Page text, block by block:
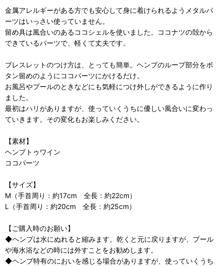
金属アレルギーがある方でも安心して身に着けられるようメタルパ
ーツはいっさい使っていません。
留め具は風合いのあるココシェルを使いました。ココナツの殻から
できているパーツで、軽くて丈夫です。
ブレスレットのつけ方は、とっても簡単。ヘンプのループ部分をボ
タン留めのようにココパーツにかけるだけ。
お風呂やプールのときなどにも気軽につけ外しができるように作り
ました。
最初はハリがありますが、使っていくうちに優しい風合いに変わっ
ていきます。その変化もお楽しみください。
【素材】
ヘンプトゥワイン
ココパーツ
【サイズ】
M（手首周り：約17cm 全長：約22cm）
L（手首周り：約20cm 全長：約25cm）
【ご購入時のお願い】
◆ヘンプは水にぬれると縮みます。乾くと元に戻りますが、プール
や海水浴などの時には外すことをお勧めします。
◆ヘンプ特有のにおいを感じる場合がありますが、使っていくうち